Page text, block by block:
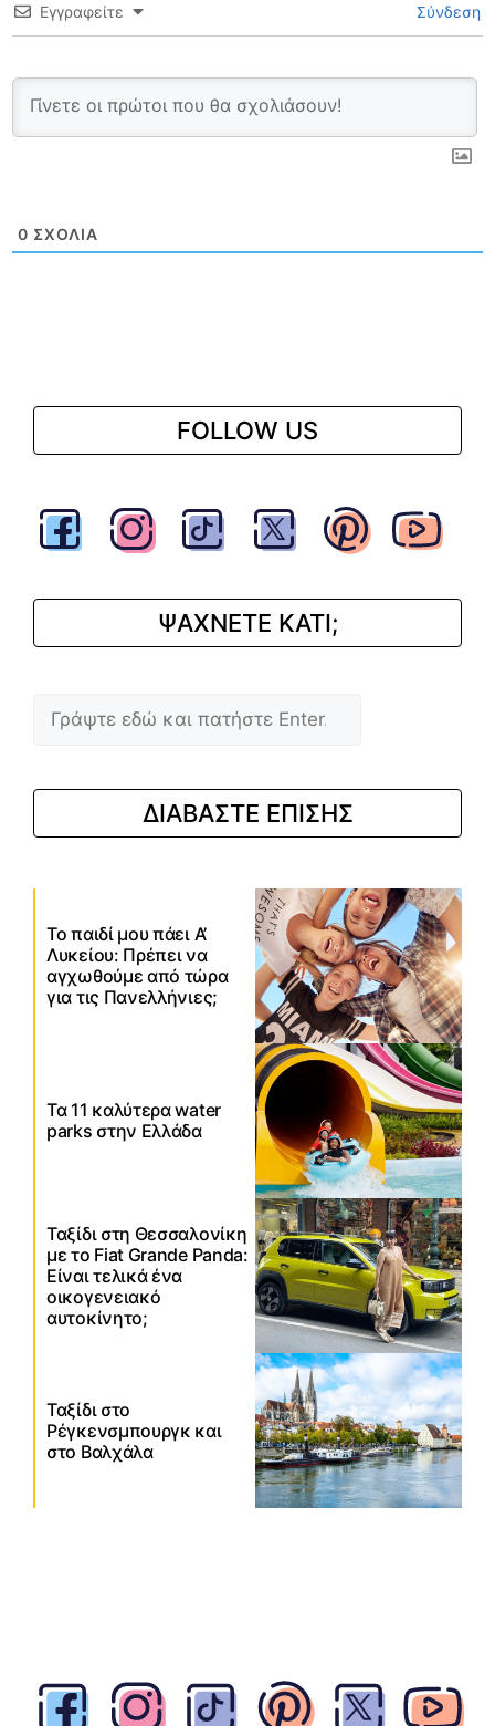
Εγγραφείτε Σύνδεση
0 ΣΧΌΛΙΑ
FOLLOW US
ΨΑΧΝΕΤΕ ΚΑΤΙ;
ΔΙΑΒΑΣΤΕ ΕΠΙΣΗΣ
Το παιδί μου πάει Α’
Λυκείου: Πρέπει να
αγχωθούμε από τώρα
για τις Πανελλήνιες;
Τα 11 καλύτερα water
parks στην Ελλάδα
Ταξίδι στη Θεσσαλονίκη
με το Fiat Grande Panda:
Είναι τελικά ένα
οικογενειακό
αυτοκίνητο;
Ταξίδι στο
Ρέγκενσμπουργκ και
στο Βαλχάλα